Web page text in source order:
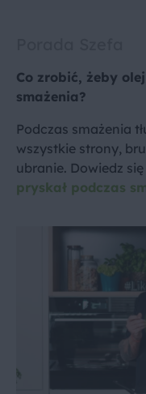
Co zrobić, żeby
smażenia?
Podczas smażenia
wszystkie strony,
ubranie. Dowiedz
pryskał podczas